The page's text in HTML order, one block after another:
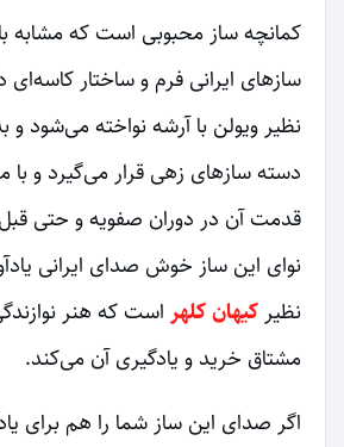
کمانچه ساز محبوبی است که مشابه
سازهای ایرانی فرم و ساختار
نظیر ویولن با آرشه نواخته می‌شود و
دسته سازهای زهی قرار می‌گیرد و با
قدمت آن در دوران صفویه و حتی
نوای این ساز خوش صدای ایرانی
نظیر کیهان کلهر است که هنر
مشتاق خرید و یادگیری آن می‌کند.
اگر صدای این ساز شما را هم برای